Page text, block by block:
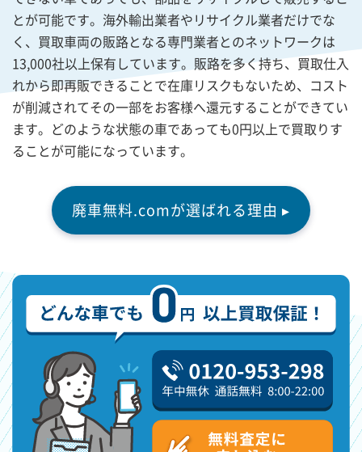
とが可能です。海外輸出業者やリサイクル業者だけでな
く、買取車両の販路となる専門業者とのネットワークは
13,000社以上保有しています。販路を多く持ち、買取仕入
れから即再販できることで在庫リスクもないため、コスト
が削減されてその一部をお客様へ還元することができてい
ます。どのような状態の車であっても0円以上で買取りす
ることが可能になっています。
廃車無料.comが選ばれる理由 ▸